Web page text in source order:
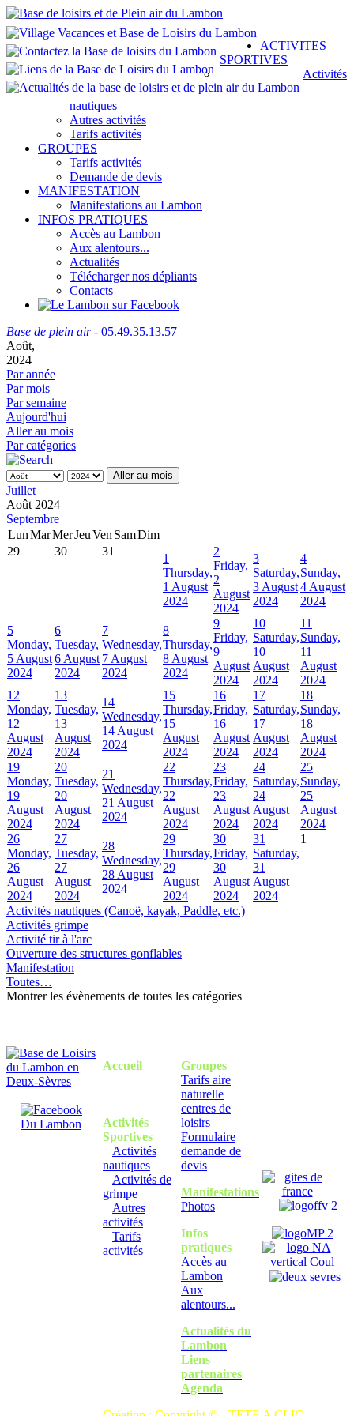
ACTIVITES
SPORTIVES
Activités
nautiques
Autres activités
Tarifs activités
GROUPES
Tarifs activités
Demande de devis
MANIFESTATION
Manifestations au Lambon
INFOS PRATIQUES
Accès au Lambon
Aux alentours...
Actualités
Télécharger nos dépliants
Contacts
Base de plein air- 05.49.35.13.57
Août,
2024
Par année
Par mois
Par semaine
Aujourd'hui
Aller au mois
Par catégories
Aller au mois
Juillet
Août 2024
Septembre
LunMarMerJeuVen SamDim
29
30 31
1
Thursday,
1 August
2024
2
Friday,
2
August
2024
3
Saturday,
3 August
2024
4
Sunday,
4 August
2024
5
Monday,
5 August
2024
6
Tuesday,
6 August
2024
7
Wednesday,
7 August
2024
8
Thursday,
8 August
2024
9
Friday,
9
August
2024
10
Saturday,
10
August
2024
11
Sunday,
11
August
2024
12
Monday,
12
August
2024
13
Tuesday,
13
August
2024
14
Wednesday,
14 August
2024
15
Thursday,
15
August
2024
16
Friday,
16
August
2024
17
Saturday,
17
August
2024
18
Sunday,
18
August
2024
19
Monday,
19
August
2024
20
Tuesday,
20
August
2024
21
Wednesday,
21 August
2024
22
Thursday,
22
August
2024
23
Friday,
23
August
2024
24
Saturday,
24
August
2024
25
Sunday,
25
August
2024
26
Monday,
26
August
2024
27
Tuesday,
27
August
2024
28
Wednesday,
28 August
2024
29
Thursday,
29
August
2024
30
Friday,
30
August
2024
31
Saturday,
31
August
2024
1
Activités nautiques (Canoë, kayak, Paddle, etc.)
Activités grimpe
Activité tir à l'arc
Ouverture des structures gonflables
Manifestation
Toutes…
Montrer les évènements de toutes les catégories
Accueil
Activités
Sportives
Activités
nautiques
Activités de
grimpe
Autres
activités
Tarifs
activités
Groupes
Tarifs aire
naturelle
centres de
loisirs
Formulaire
demande de
devis
Manifestations
Photos
Infos
pratiques
Accès au
Lambon
Aux
alentours...
Actualités du
Lambon
Liens
partenaires
Agenda